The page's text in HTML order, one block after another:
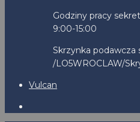
Godziny pracy
9:00-15:00
Skrzynka podawcza
/LO5WROCLAW/
Vulcan